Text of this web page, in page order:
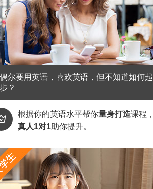
尔要用英语，喜欢英语，但不知道如何起
？
根据你的英语水平帮你量身打造课程，
真人1对1助你提升。